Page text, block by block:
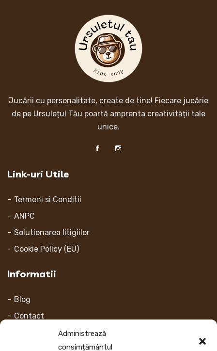
Administrează
consimțământul
Jucării cu personalitate, create de tine! Fiecare jucărie
de pe Ursulețul Tău poartă amprenta creativității tale
unice.
Link-uri Utile
Termeni si Conditii
ANPC
Solutionarea litigiilor
Cookie Policy (EU)
Informatii
Blog
Contact